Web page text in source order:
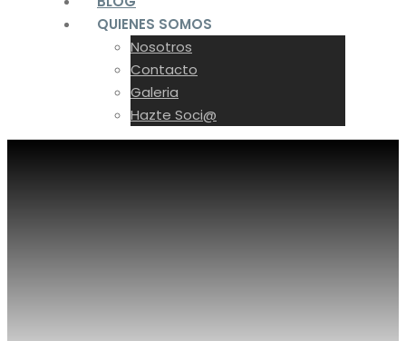
QUIENES SOMOS
Nosotros
Contacto
Galeria
Hazte Soci@